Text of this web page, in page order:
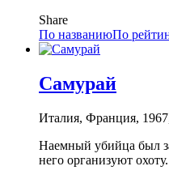
Share
По названиюПо
Самурай
Италия, Франция,
Наемный убийца был
него организуют охоту.